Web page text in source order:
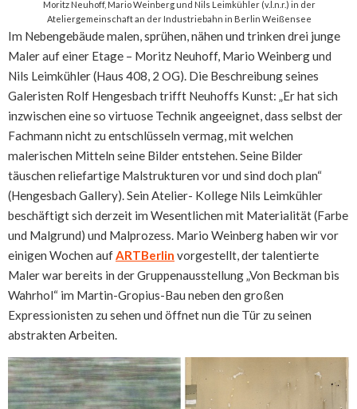
Moritz Neuhoff, Mario Weinberg und Nils Leimkühler (v.l.n.r.) in der
Ateliergemeinschaft an der Industriebahn in Berlin Weißensee
Im Nebengebäude malen, sprühen, nähen und trinken drei junge
Maler auf einer Etage – Moritz Neuhoff, Mario Weinberg und
Nils Leimkühler (Haus 408, 2 OG). Die Beschreibung seines
Galeristen Rolf Hengesbach trifft Neuhoffs Kunst: „Er hat sich
inzwischen eine so virtuose Technik angeeignet, dass selbst der
Fachmann nicht zu entschlüsseln vermag, mit welchen
malerischen Mitteln seine Bilder entstehen. Seine Bilder
täuschen reliefartige Malstrukturen vor und sind doch plan“
(Hengesbach Gallery). Sein Atelier- Kollege Nils Leimkühler
beschäftigt sich derzeit im Wesentlichen mit Materialität (Farbe
und Malgrund) und Malprozess. Mario Weinberg haben wir vor
einigen Wochen auf ARTBerlin vorgestellt, der talentierte
Maler war bereits in der Gruppenausstellung „Von Beckman bis
Wahrhol“ im Martin-Gropius-Bau neben den großen
Expressionisten zu sehen und öffnet nun die Tür zu seinen
abstrakten Arbeiten.